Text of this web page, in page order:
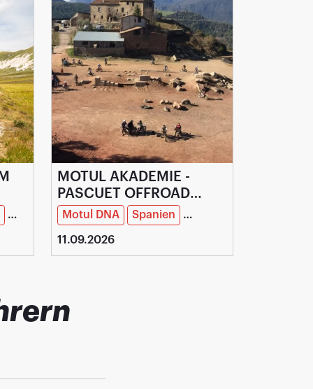
Reiseziel
MOTUL AKADEMIE -
PASCUET OFFROAD
CENTER
Motul DNA Spanien Training & Kurzreisen
11.09.2026